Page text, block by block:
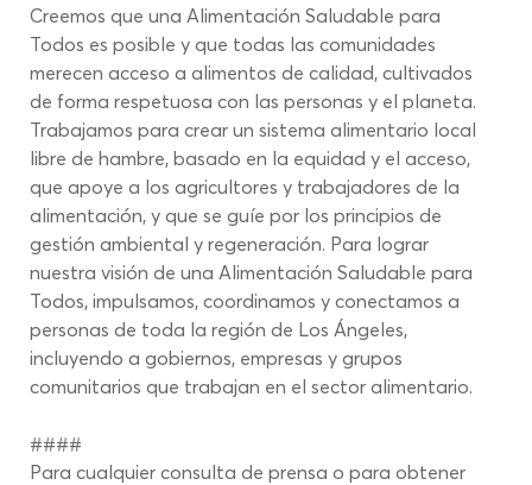
Creemos que una Alimentación Saludable para
Todos es posible y que todas las comunidades
merecen acceso a alimentos de calidad, cultivados
de forma respetuosa con las personas y el planeta.
Trabajamos para crear un sistema alimentario local
libre de hambre, basado en la equidad y el acceso,
que apoye a los agricultores y trabajadores de la
alimentación, y que se guíe por los principios de
gestión ambiental y regeneración. Para lograr
nuestra visión de una Alimentación Saludable para
Todos, impulsamos, coordinamos y conectamos a
personas de toda la región de Los Ángeles,
incluyendo a gobiernos, empresas y grupos
comunitarios que trabajan en el sector alimentario.
####
Para cualquier consulta de prensa o para obtener